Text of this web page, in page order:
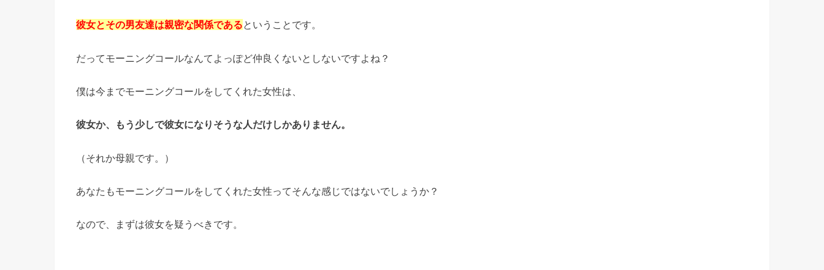
彼女とその男友達は親密な関係であるということです。
だってモーニングコールなんてよっぽど仲良くないとしないですよね？
僕は今までモーニングコールをしてくれた女性は、
彼女か、もう少しで彼女になりそうな人だけしかありません。
（それか母親です。）
あなたもモーニングコールをしてくれた女性ってそんな感じではないでしょうか？
なので、まずは彼女を疑うべきです。